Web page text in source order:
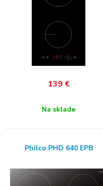
139 €
Na sklade
Philco PHD 640 EPB